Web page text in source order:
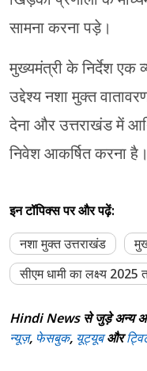
सामना करना पड़े।
मुख्यमंत्री के निर्देश एक
उद्देश्य नशा मुक्त
देना और उत्तराखंड में
निवेश आकर्षित करना है।
इन टॉपिक्स पर और पढ़ें:
नशा मुक्त उत्तराखंड
सीएम धामी का लक्ष्य 2025
Hindi News से जुड़े अन्य
न्यूज़, फेसबुक, यूट्यूबऔर